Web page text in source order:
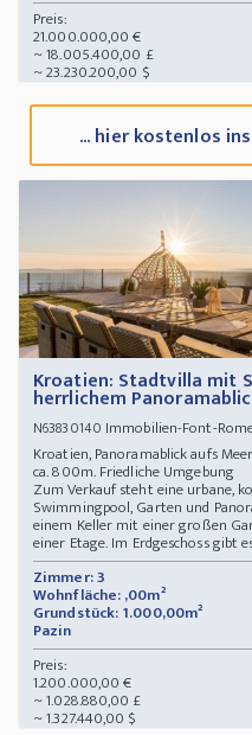
Preis:
21.000.000,00 €
~ 18.005.400,00 £
~ 23.230.200,00 $
... hier kostenlos
Kroatien: Stadtvilla mit
herrlichem
N63830140 Immobilien-Font-
Kroatien, Panoramablick aufs
ca. 800m. Friedliche Umgebung
Zum Verkauf steht eine urbane,
Swimmingpool, Garten und
einem Keller mit einer großen
einer Etage. Im Erdgeschoss gibt
Zimmer: 3
Wohnfläche: ,00m²
Grundstück: 1.000,00m²
Pazin
Preis:
1.200.000,00 €
~ 1.028.880,00 £
~ 1.327.440,00 $